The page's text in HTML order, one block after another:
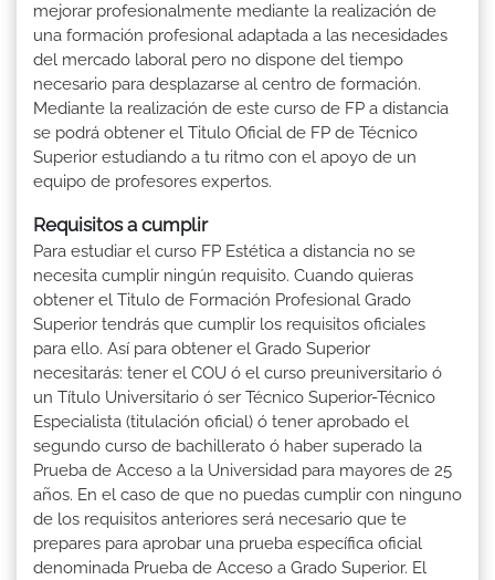
mejorar profesionalmente mediante la realización de
una formación profesional adaptada a las necesidades
del mercado laboral pero no dispone del tiempo
necesario para desplazarse al centro de formación.
Mediante la realización de este curso de FP a distancia
se podrá obtener el Titulo Oficial de FP de Técnico
Superior estudiando a tu ritmo con el apoyo de un
equipo de profesores expertos.
Requisitos a cumplir
Para estudiar el curso FP Estética a distancia no se
necesita cumplir ningún requisito. Cuando quieras
obtener el Titulo de Formación Profesional Grado
Superior tendrás que cumplir los requisitos oficiales
para ello. Así para obtener el Grado Superior
necesitarás: tener el COU ó el curso preuniversitario ó
un Título Universitario ó ser Técnico Superior-Técnico
Especialista (titulación oficial) ó tener aprobado el
segundo curso de bachillerato ó haber superado la
Prueba de Acceso a la Universidad para mayores de 25
años. En el caso de que no puedas cumplir con ninguno
de los requisitos anteriores será necesario que te
prepares para aprobar una prueba específica oficial
denominada Prueba de Acceso a Grado Superior. El